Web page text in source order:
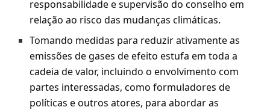
responsabilidade e supervisão do conselho em
relação ao risco das mudanças climáticas.
Tomando medidas para reduzir ativamente as
emissões de gases de efeito estufa em toda a
cadeia de valor, incluindo o envolvimento com
partes interessadas, como formuladores de
políticas e outros atores, para abordar as